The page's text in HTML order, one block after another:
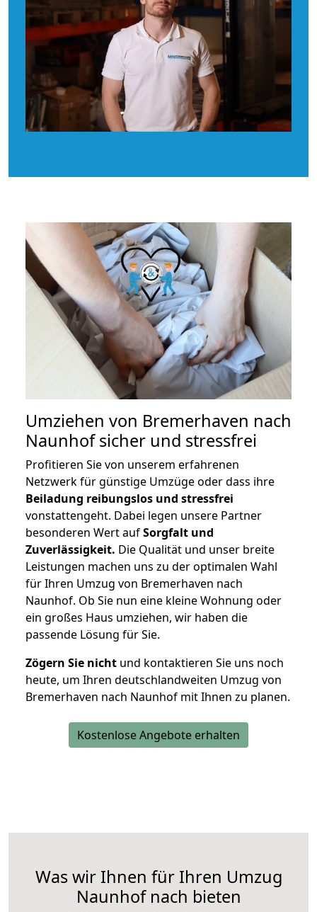
Umziehen von Bremerhaven nach
Naunhofsicher und stressfrei
Profitieren Sie von unserem erfahrenen
Netzwerk für günstige Umzüge oder dass ihre
Beiladung reibungslos und stressfrei
vonstattengeht. Dabei legen unsere Partner
besonderen Wert aufSorgfalt und
Zuverlässigkeit. Die Qualität und unser breite
Leistungen machen uns zu der optimalen Wahl
für Ihren Umzug von Bremerhaven nach
Naunhof. Ob Sie nun eine kleine Wohnung oder
ein großes Haus umziehen, wir haben die
passende Lösung für Sie.
Zögern Sie nicht und kontaktieren Sie uns noch
heute, um Ihren deutschlandweiten Umzug von
Bremerhaven nach Naunhof mit Ihnen zu planen.
Kostenlose Angebote erhalten
Was wir Ihnen für Ihren Umzug
Naunhof nach bieten